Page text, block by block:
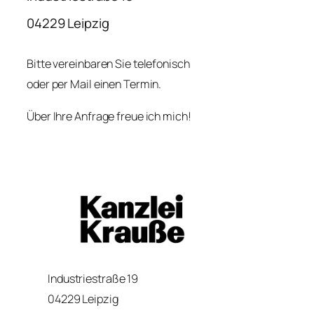
04229 Leipzig
Bitte vereinbaren Sie telefonisch
oder per Mail einen Termin.
Über Ihre Anfrage freue ich mich!
Industriestraße 19
04229 Leipzig